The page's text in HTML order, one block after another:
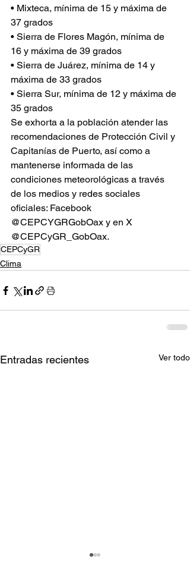
• Mixteca, mínima de 15 y máxima de
37 grados
• Sierra de Flores Magón, mínima de
16 y máxima de 39 grados
• Sierra de Juárez, mínima de 14 y
máxima de 33 grados
• Sierra Sur, mínima de 12 y máxima de
35 grados
Se exhorta a la población atender las
recomendaciones de Protección Civil y
Capitanías de Puerto, así como a
mantenerse informada de las
condiciones meteorológicas a través
de los medios y redes sociales
oficiales: Facebook
@CEPCYGRGobOax y en X
@CEPCyGR_GobOax.
CEPCyGR
Clima
Entradas recientes Ver todo